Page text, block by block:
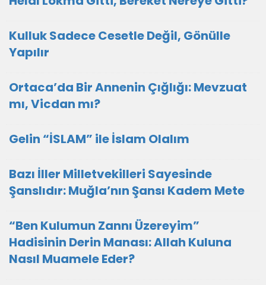
Kulluk Sadece Cesetle Değil, Gönülle
Yapılır
Ortaca’da Bir Annenin Çığlığı: Mevzuat
mı, Vicdan mı?
Gelin “İSLAM” ile İslam Olalım
Bazı İller Milletvekilleri Sayesinde
Şanslıdır: Muğla’nın Şansı Kadem Mete
“Ben Kulumun Zannı Üzereyim”
Hadisinin Derin Manası: Allah Kuluna
Nasıl Muamele Eder?